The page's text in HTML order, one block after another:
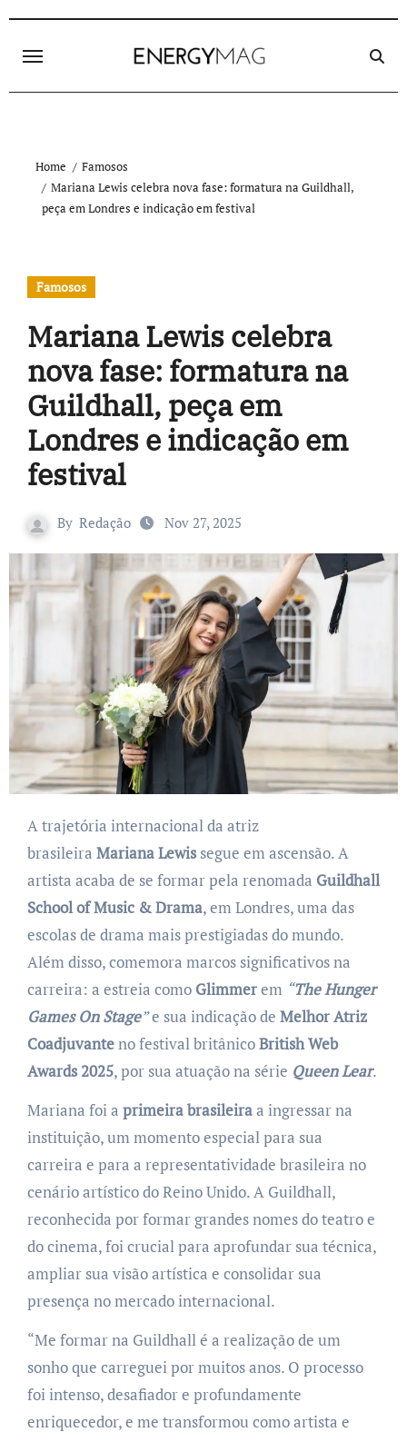
content
Home
Famosos
Mariana Lewis celebra nova fase: formatura na Guildhall,
peça em Londres e indicação em festival
Famosos
Mariana Lewis celebra
nova fase: formatura na
Guildhall, peça em
Londres e indicação em
festival
By Redação Nov 27, 2025
A trajetória internacional da atriz
brasileira Mariana Lewissegue em ascensão. A
artista acaba de se formar pela renomada Guildhall
School of Music & Drama, em Londres, uma das
escolas de drama mais prestigiadas do mundo.
Além disso, comemora marcos significativos na
carreira: a estreia como Glimmerem “The Hunger
Games On Stage”e sua indicação de Melhor Atriz
Coadjuvanteno festival britânicoBritish Web
Awards 2025, por sua atuação na série Queen Lear.
Mariana foi a primeira brasileiraa ingressar na
instituição, um momento especial para sua
carreira e para a representatividade brasileira no
cenário artístico do Reino Unido. A Guildhall,
reconhecida por formar grandes nomes do teatro e
do cinema, foi crucial para aprofundar sua técnica,
ampliar sua visão artística e consolidar sua
presença no mercado internacional.
“Me formar na Guildhall é a realização de um
sonho que carreguei por muitos anos. O processo
foi intenso, desafiador e profundamente
enriquecedor, e me transformou como artista e